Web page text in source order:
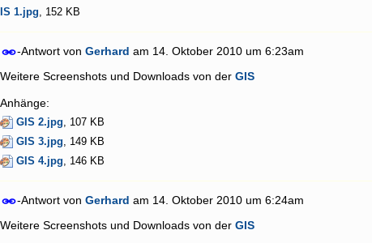
1.jpg, 152 KB
-Antwort von Gerhard am 14. Oktober 2010 um 6:23am
Weitere Screenshots und Downloads von der GIS
Anhänge:
GIS 2.jpg, 107 KB
GIS 3.jpg, 149 KB
GIS 4.jpg , 146 KB
-Antwort von Gerhard am 14. Oktober 2010 um 6:24am
Weitere Screenshots und Downloads von der GIS